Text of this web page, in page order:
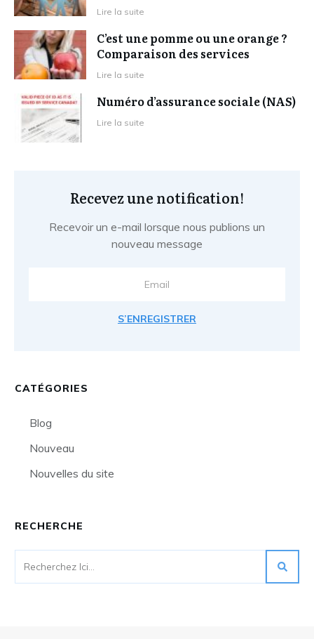
Lire la suite
C’est une pomme ou une orange ?
Comparaison des services
Lire la suite
Numéro d’assurance sociale (NAS)
Lire la suite
Recevez une notification!
Recevoir un e-mail lorsque nous publions un
nouveau message
S’ENREGISTRER
CATÉGORIES
Blog
Nouveau
Nouvelles du site
RECHERCHE